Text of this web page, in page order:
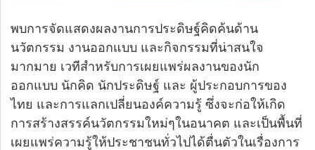
พบการจัดแสดงผลงานการประดิษฐ์คิดค้นด้าน
นวัตกรรม งานออกแบบ และกิจกรรมที่น่าสนใจ
มากมาย เวทีสำหรับการเผยแพร่ผลงานของนัก
ออกแบบ นักคิด นักประดิษฐ์ และ ผู้ประกอบการของ
ไทย และการแลกเปลี่ยนองค์ความรู้ ซึ่งจะก่อให้เกิด
การสร้างสรรค์นวัตกรรมใหม่ๆในอนาคต และเป็นพื้นที่
เผยแพร่ความรู้ให้ประชาชนทั่วไปได้ตื่นตัวในเรื่องการ